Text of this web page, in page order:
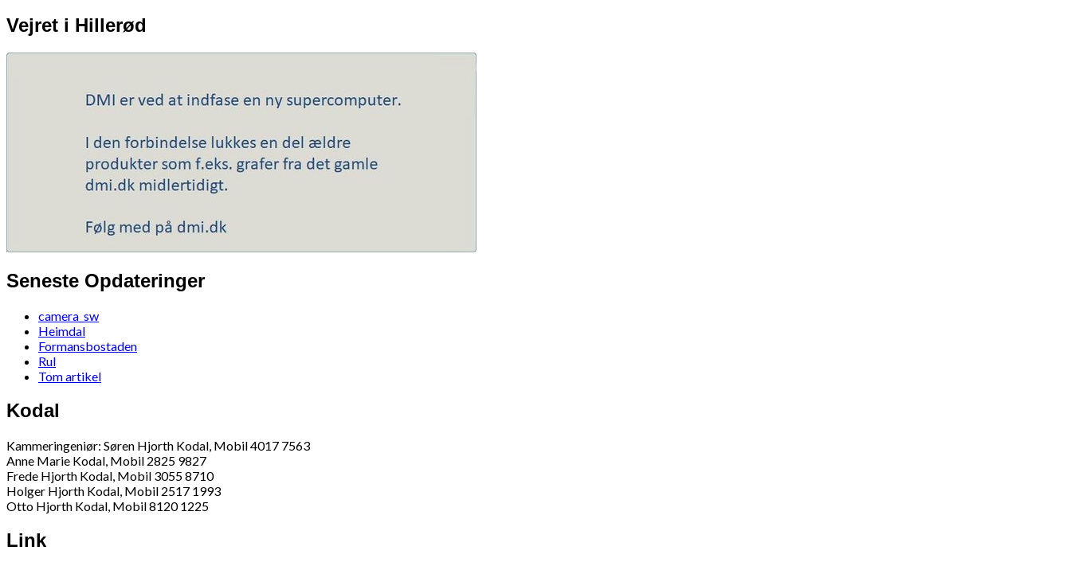
Vejret i Hillerød
Seneste Opdateringer
camera_sw
Heimdal
Formansbostaden
Rul
Tom artikel
Kodal
Kammeringeniør: Søren Hjorth Kodal, Mobil 4017 7563
Anne Marie Kodal, Mobil 2825 9827
Frede Hjorth Kodal, Mobil 3055 8710
Holger Hjorth Kodal, Mobil 2517 1993
Otto Hjorth Kodal, Mobil 8120 1225
Link